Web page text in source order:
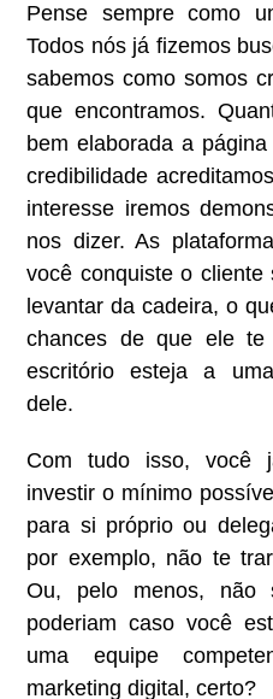
Pense sempre como
Todos nós já fizemos
sabemos como somos
que encontramos.
bem elaborada a
credibilidade
interesse iremos
nos dizer. As
você conquiste o
levantar da cadeira, o
chances de que ele
escritório esteja a
dele.
Com tudo isso, você
investir o mínimo
para si próprio ou
por exemplo, não te
Ou, pelo menos, não
poderiam caso você
uma equipe
marketing digital, certo?